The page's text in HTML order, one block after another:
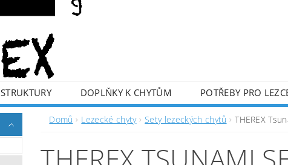
STRUKTURY DOPLŇKY K CHYTŮM POTŘEBY PRO
Domů Lezecké chyty Sety lezeckých chytů THEREX